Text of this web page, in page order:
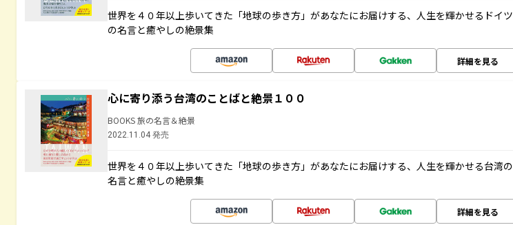
世界を４０年以上歩いてきた「地球の歩き方」があなたにお届けする、人生を輝かせるドイツ
の名言と癒やしの絶景集
詳細を見る
心に寄り添う台湾のことばと絶景１００
BOOKS 旅の名言＆絶景
2022.11.04 発売
世界を４０年以上歩いてきた「地球の歩き方」があなたにお届けする、人生を輝かせる台湾の
名言と癒やしの絶景集
詳細を見る